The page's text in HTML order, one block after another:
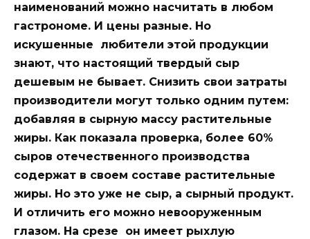
наименований можно насчитать в любом
гастрономе. И цены разные. Но
искушенные любители этой продукции
знают, что настоящий твердый сыр
дешевым не бывает. Снизить свои затраты
производители могут только одним путем:
добавляя в сырную массу растительные
жиры. Как показала проверка, более 60%
сыров отечественного производства
содержат в своем составе растительные
жиры. Но это уже не сыр, а сырный продукт.
И отличить его можно невооруженным
глазом. На срезе он имеет рыхлую